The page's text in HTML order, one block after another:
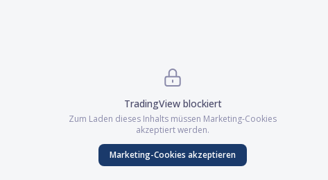
TradingViewblockiert
Zum Laden dieses Inhalts müssen Marketing-Cookies
akzeptiert werden.
Marketing-Cookies akzeptieren